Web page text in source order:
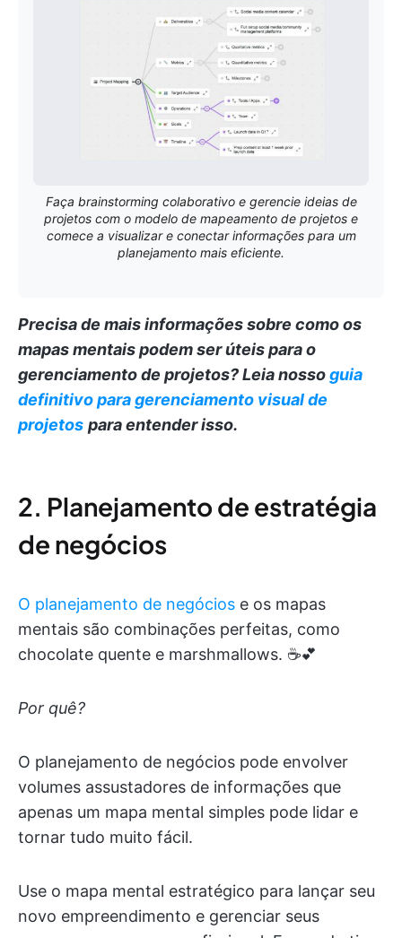
Faça brainstorming colaborativo e gerencie ideias de
projetos com o modelo de mapeamento de projetos e
comece a visualizar e conectar informações para um
planejamento mais eficiente.
Precisa de mais informações sobre como os
mapas mentais podem ser úteis para o
gerenciamento de projetos?Leia nossoguia
definitivo para gerenciamento visual de
projetos para entender isso.
2. Planejamento de estratégia
de negócios
O planejamento de negócios e os mapas
mentais são combinações perfeitas, como
chocolate quente e marshmallows. ☕️💕
Por quê?
O planejamento de negócios pode envolver
volumes assustadores de informações que
apenas um mapa mental simples pode lidar e
tornar tudo muito fácil.
Use o mapa mental estratégico para lançar seu
novo empreendimento e gerenciar seus